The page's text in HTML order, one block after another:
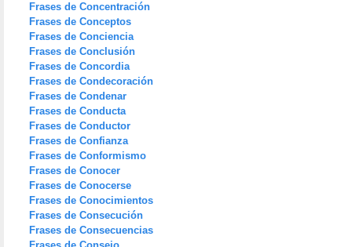
Frases de Concentración
Frases de Conceptos
Frases de Conciencia
Frases de Conclusión
Frases de Concordia
Frases de Condecoración
Frases de Condenar
Frases de Conducta
Frases de Conductor
Frases de Confianza
Frases de Conformismo
Frases de Conocer
Frases de Conocerse
Frases de Conocimientos
Frases de Consecución
Frases de Consecuencias